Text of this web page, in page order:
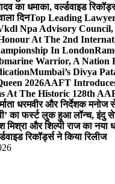
का धमाका, वर्ल्डवाइड
दिनTop Leading
Npa Advisory Council,
At The 2nd
In London
Warrior, A Nation
Mumbai’s Divya
2026AAFT
At The Historic 128th
धरमवीर और निर्देशक
का फर्स्ट लुक हुआ लॉन्च, इंदु
मिश्रा और शिल्पी राज का नया
रिकॉर्ड्स ने किया रिलीज